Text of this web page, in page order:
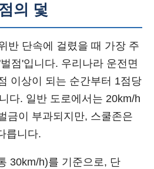
의 덫
반 단속에 걸렸을 때 가장 주
점'입니다. 우리나라 운전면
이상이 되는 순간부터 1점당
다. 일반 도로에서는 20km/h
금이 부과되지만, 스쿨존은
릅니다.
30km/h)를 기준으로, 단